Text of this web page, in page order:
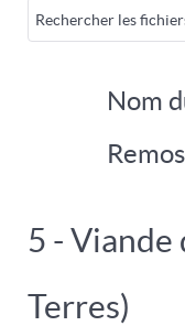
Nom
5 - Viande
Terres)